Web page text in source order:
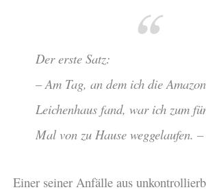
Der erste Satz:
– Am Tag, an dem ich die
Leichenhaus fand, war ich zum
Mal von zu Hause weggelaufen. –
Einer seiner Anfälle aus